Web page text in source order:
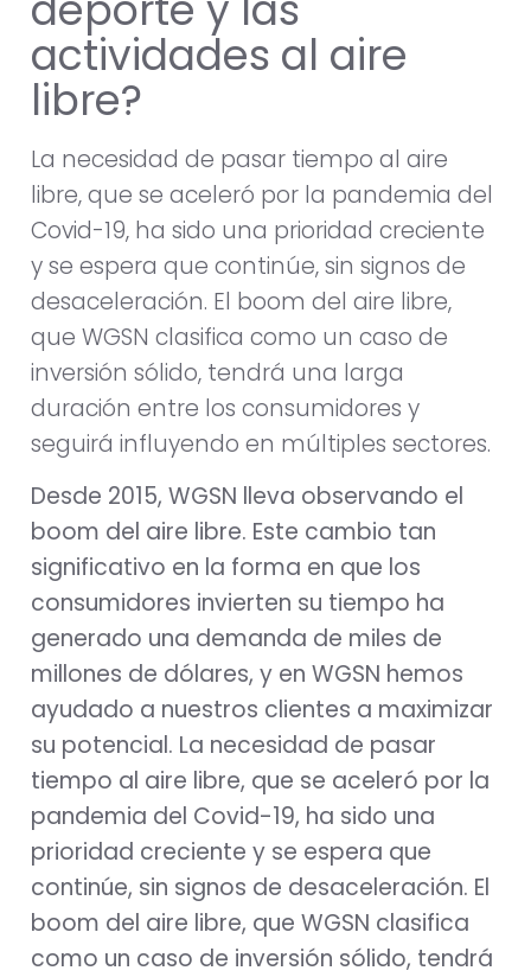
actividades al aire
libre?
La necesidad de pasar tiempo al aire
libre, que se aceleró por la pandemia del
Covid-19, ha sido una prioridad creciente
y se espera que continúe, sin signos de
desaceleración. El boom del aire libre,
que WGSN clasifica como un caso de
inversión sólido, tendrá una larga
duración entre los consumidores y
seguirá influyendo en múltiples sectores.
Desde 2015, WGSN lleva observando el
boom del aire libre. Este cambio tan
significativo en la forma en que los
consumidores invierten su tiempo ha
generado una demanda de miles de
millones de dólares, y en WGSN hemos
ayudado a nuestros clientes a maximizar
su potencial. La necesidad de pasar
tiempo al aire libre, que se aceleró por la
pandemia del Covid-19, ha sido una
prioridad creciente y se espera que
continúe, sin signos de desaceleración. El
boom del aire libre, que WGSN clasifica
como un caso de inversión sólido, tendrá